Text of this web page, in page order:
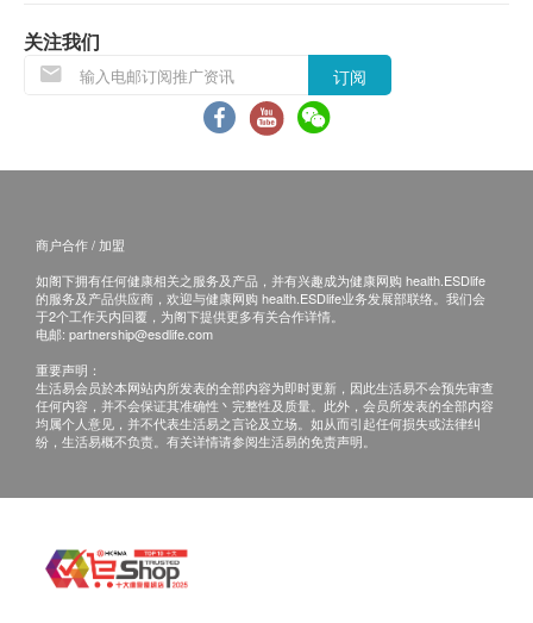
如果客户已完成电话或面解服务,若再要求讲解,需
另外收取$230解析报告费。
客户若体检后3个月内不提取报告，所有报告一律
作销毁处理及不会存底，客户如需额外索取报告複
印本 (体检后3个月内)，将收取$150行政费。注
如有争议，健康网购health.ESDlife 及庄柏医疗保
留最后决定权。
免责声明：
所有健康检查/服务并非作为医务诊断或治疗用
途。当阁下身体健康出现任何疾病征兆时，应立即
有关此服务/产品的错漏或延误，或因使用此服务/
关注我们
订阅
商户合作 / 加盟
如阁下拥有任何健康相关之服务及产品，并有兴趣成为健康网购 health.ESDlife
的服务及产品供应商，欢迎与健康网购 health.ESDlife业务发展部联络。我们会
于2个工作天内回覆，为阁下提供更多有关合作详情。
电邮: partnership@esdlife.com
重要声明：
生活易会员於本网站内所发表的全部内容为即时更新，因此生活易不会预先审查
任何内容，并不会保证其准确性丶完整性及质量。此外，会员所发表的全部内容
均属个人意见，并不代表生活易之言论及立场。如从而引起任何损失或法律纠
纷，生活易概不负责。有关详情请参阅生活易的免责声明。